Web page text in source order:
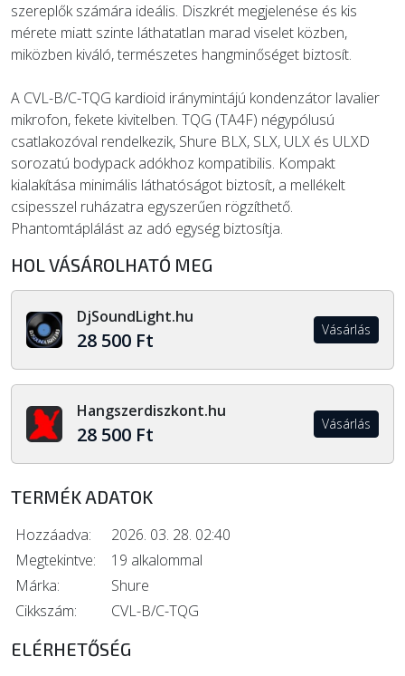
szereplők számára ideális. Diszkrét megjelenése és kis
mérete miatt szinte láthatatlan marad viselet közben,
miközben kiváló, természetes hangminőséget biztosít.
A CVL-B/C-TQG kardioid iránymintájú kondenzátor lavalier
mikrofon, fekete kivitelben. TQG (TA4F) négypólusú
csatlakozóval rendelkezik, Shure BLX, SLX, ULX és ULXD
sorozatú bodypack adókhoz kompatibilis. Kompakt
kialakítása minimális láthatóságot biztosít, a mellékelt
csipesszel ruházatra egyszerűen rögzíthető.
Phantomtáplálást az adó egység biztosítja.
HOL VÁSÁROLHATÓ MEG
DjSoundLight.hu
28 500 Ft Vásárlás
Hangszerdiszkont.hu
28 500 Ft Vásárlás
TERMÉK ADATOK
Hozzáadva:
2026. 03. 28. 02:40
Megtekintve:
19 alkalommal
Márka:
Shure
Cikkszám:
CVL-B/C-TQG
ELÉRHETŐSÉG